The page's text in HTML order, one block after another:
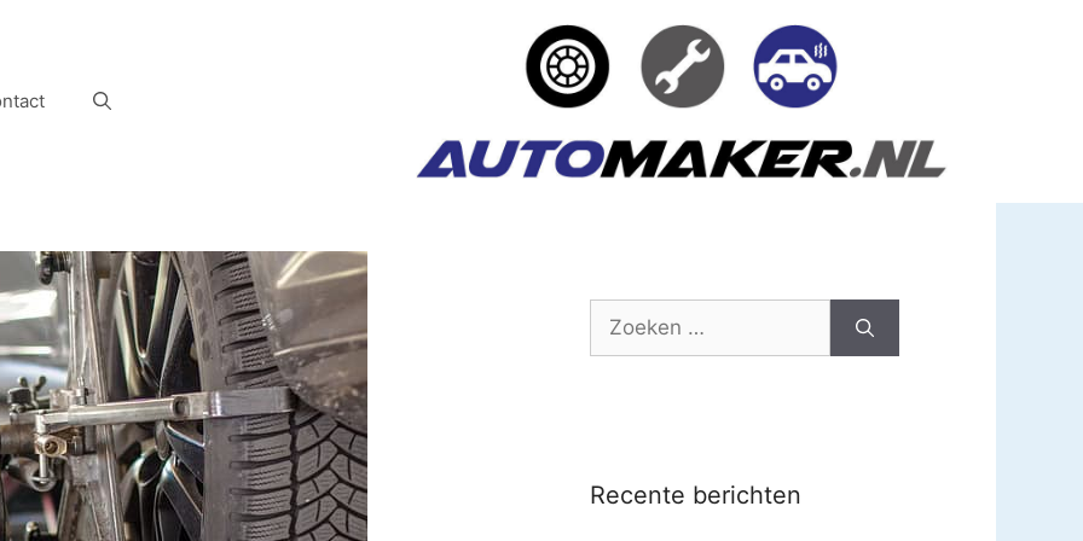
Zoek
Recente berichten